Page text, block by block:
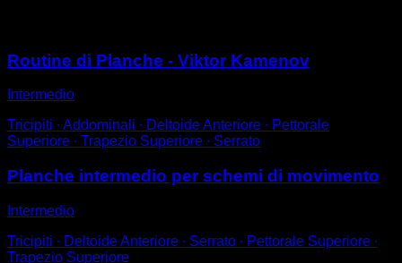
Routine di Planche - Viktor Kamenov
Intermedio
Tricipiti ∙ Addominali ∙ Deltoide Anteriore ∙ Pettorale
Superiore ∙ Trapezio Superiore ∙ Serrato
Planche intermedio per schemi di movimento
Intermedio
Tricipiti ∙ Deltoide Anteriore ∙ Serrato ∙ Pettorale Superiore ∙
Trapezio Superiore